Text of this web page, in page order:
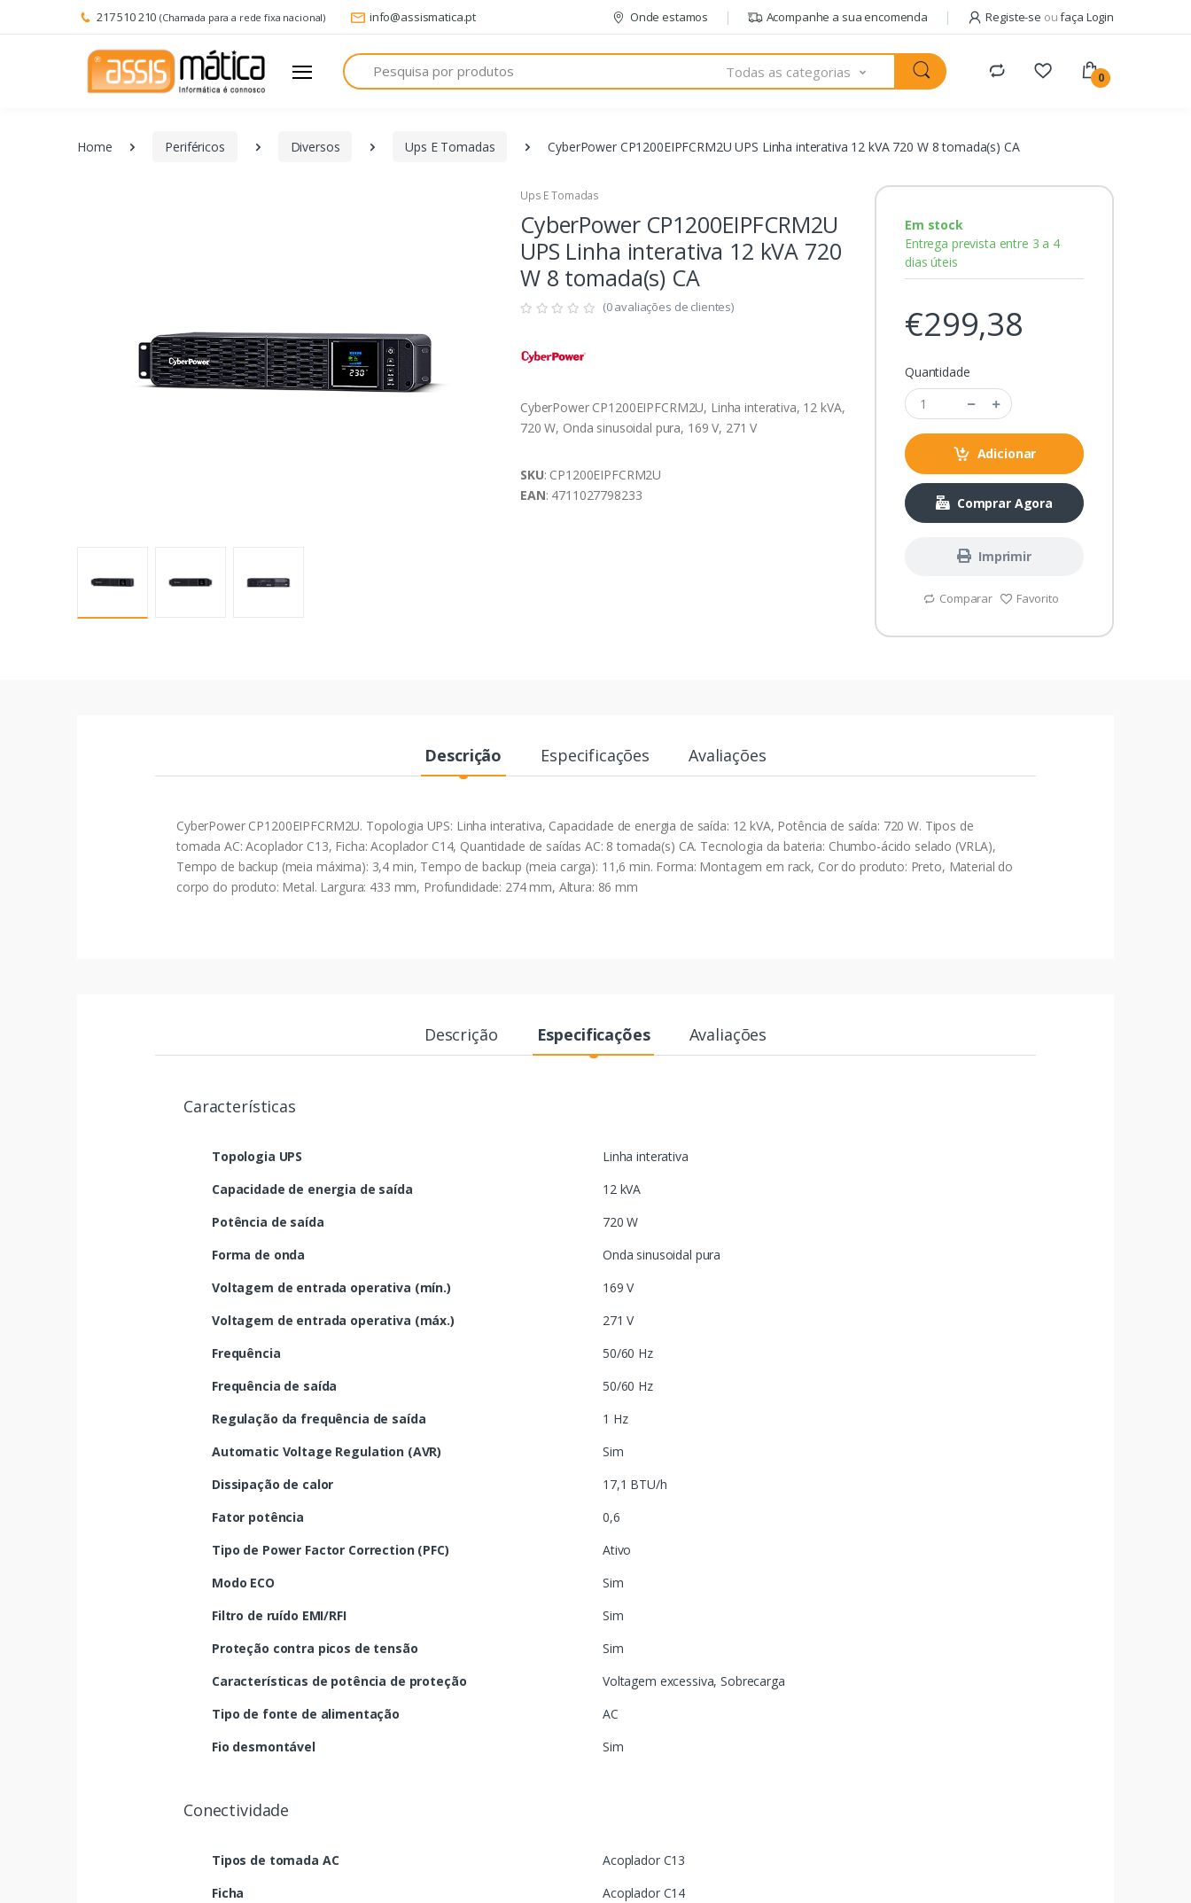
217 510 210 (Chamada para a rede fixa nacional) info@assismatica.pt Onde estamos Acompanhe a sua encomenda Registe-se oufaça Login
Pesquisa
Todas as categorias 0
Home Periféricos Diversos Ups E Tomadas CyberPower CP1200EIPFCRM2U UPS Linha interativa 12 kVA 720 W 8 tomada(s) CA
Ups E Tomadas
CyberPower CP1200EIPFCRM2U
UPS Linha interativa 12 kVA 720
W 8 tomada(s) CA
(0 avaliações de clientes)
CyberPower CP1200EIPFCRM2U, Linha interativa, 12 kVA,
720 W, Onda sinusoidal pura, 169 V, 271 V
SKU: CP1200EIPFCRM2U
EAN: 4711027798233
Em stock
Entrega prevista entre 3 a 4
dias úteis
€299,38
Quantidade
Adicionar
Comprar Agora
Imprimir
Comparar Favorito
Descrição Especificações Avaliações
CyberPower CP1200EIPFCRM2U. Topologia UPS: Linha interativa, Capacidade de energia de saída: 12 kVA, Potência de saída: 720 W. Tipos de
tomada AC: Acoplador C13, Ficha: Acoplador C14, Quantidade de saídas AC: 8 tomada(s) CA. Tecnologia da bateria: Chumbo-ácido selado (VRLA),
Tempo de backup (meia máxima): 3,4 min, Tempo de backup (meia carga): 11,6 min. Forma: Montagem em rack, Cor do produto: Preto, Material do
corpo do produto: Metal. Largura: 433 mm, Profundidade: 274 mm, Altura: 86 mm
Descrição Especificações Avaliações
Características
Topologia UPS
Linha interativa
Capacidade de energia de saída
12 kVA
Potência de saída
720 W
Forma de onda
Onda sinusoidal pura
Voltagem de entrada operativa (mín.)
169 V
Voltagem de entrada operativa (máx.)
271 V
Frequência
50/60 Hz
Frequência de saída
50/60 Hz
Regulação da frequência de saída
1 Hz
Automatic Voltage Regulation (AVR)
Sim
Dissipação de calor
17,1 BTU/h
Fator potência
0,6
Tipo de Power Factor Correction (PFC)
Ativo
Modo ECO
Sim
Filtro de ruído EMI/RFI
Sim
Proteção contra picos de tensão
Sim
Características de potência de proteção
Voltagem excessiva, Sobrecarga
Tipo de fonte de alimentação
AC
Fio desmontável
Sim
Conectividade
Tipos de tomada AC
Acoplador C13
Ficha
Acoplador C14